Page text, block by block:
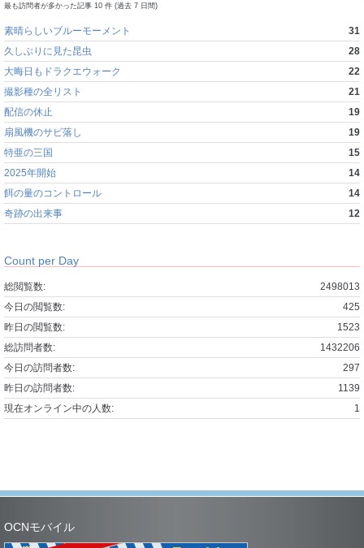
最も訪問者が多かった記事 10 件 (過去 7 日間)
素晴らしいブルーモーメント
31
久しぶりに見た昆虫
28
大晦日もドラクエウォーク
22
撮影種の全リスト
21
配信の休止
19
扇風機のサビ落し
19
特亜の三国
15
2025年開始
14
餌の量のコントロール
14
奇跡の出来事
12
Count per Day
2498013
総閲覧数:
425
今日の閲覧数:
1523
昨日の閲覧数:
1432206
総訪問者数:
297
今日の訪問者数:
1139
昨日の訪問者数:
1
現在オンライン中の人数:
OCNモバイル